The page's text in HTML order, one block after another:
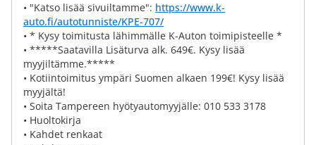
• "Katso lisää sivuiltamme": https://www.k-
auto.fi/autotunniste/KPE-707/
• * Kysy toimitusta lähimmälle K-Auton toimipisteelle *
• *****Saatavilla Lisäturva alk. 649€. Kysy lisää
myyjiltämme.*****
• Kotiintoimitus ympäri Suomen alkaen 199€! Kysy lisää
myyjältä!
• Soita Tampereen hyötyautomyyjälle: 010 533 3178
• Huoltokirja
• Kahdet renkaat